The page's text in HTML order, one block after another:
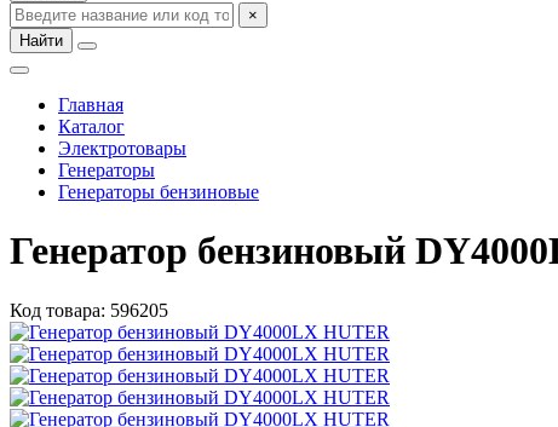
×
Найти
Главная
Каталог
Электротовары
Генераторы
Генераторы бензиновые
Генератор бензиновый
Код товара: 596205